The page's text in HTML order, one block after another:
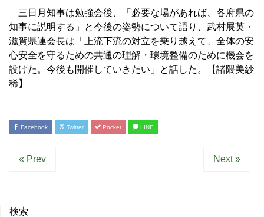
三日月知事は勉強会後、「必要な場があれば、各府県の
知事に説明する」と今後の姿勢について語り、武村展英・
滋賀県連会長は「上流下流の対立を乗り越えて、全体の安
心安全を守るための共通の理解・環境整備のために機会を
設けた。今後も開催していきたい」と話した。【諸隈美紗
稀】
Facebook Twitter Pocket LINE
« Prev Next »
検索